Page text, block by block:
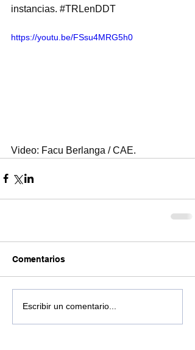
instancias. #TRLenDDT
https://youtu.be/FSsu4MRG5h0
Video: Facu Berlanga / CAE.
Comentarios
Escribir un comentario...